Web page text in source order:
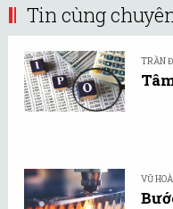
Tin cùng
TRẦN
VŨ